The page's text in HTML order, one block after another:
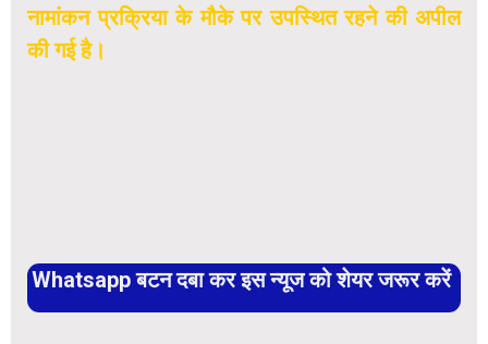
नामांकन प्रक्रिया के मौके पर उपस्थित रहने की अपील
की गई है।
Whatsapp बटन दबा कर इस न्यूज को शेयर जरूर करें